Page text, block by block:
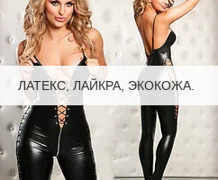
ЛАТЕКС, ЛАЙКРА, ЭКОКОЖА.